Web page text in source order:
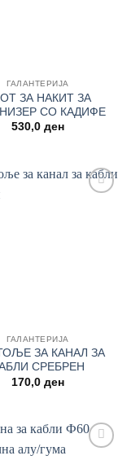
ГАЛАНТЕРИЈА
ЗА НАКИТ ЗА
СО КАДИФЕ
530,0 ден
ГАЛАНТЕРИЈА
ЗА КАНАЛ ЗА
СРЕБРЕН
170,0 ден